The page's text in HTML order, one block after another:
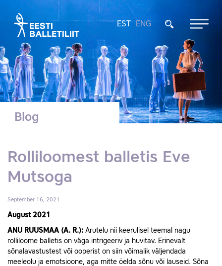
EST ENG
Blog
Rolliloomest balletis Eve
Mutsoga
September 16, 2021
August 2021
ANU RUUSMAA (A. R.): Arutelu nii keerulisel teemal nagu
rolliloome balletis on väga intrigeeriv ja huvitav. Erinevalt
sõnalavastustest või ooperist on siin võimalik väljendada
meeleolu ja emotsioone, aga mitte öelda sõnu või lauseid. Sõna